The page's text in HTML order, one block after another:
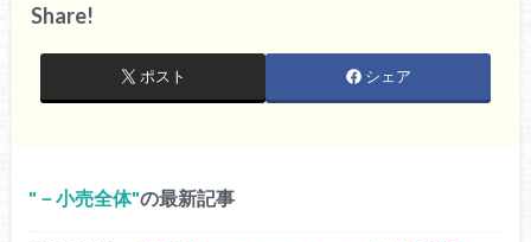
Share!
ポスト シェア
－小売全体 の最新記事